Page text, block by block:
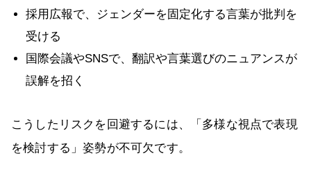
採用広報で、ジェンダーを固定化する言葉が批判を
受ける
国際会議やSNSで、翻訳や言葉選びのニュアンスが
誤解を招く
こうしたリスクを回避するには、「多様な視点で表現
を検討する」姿勢が不可欠です。